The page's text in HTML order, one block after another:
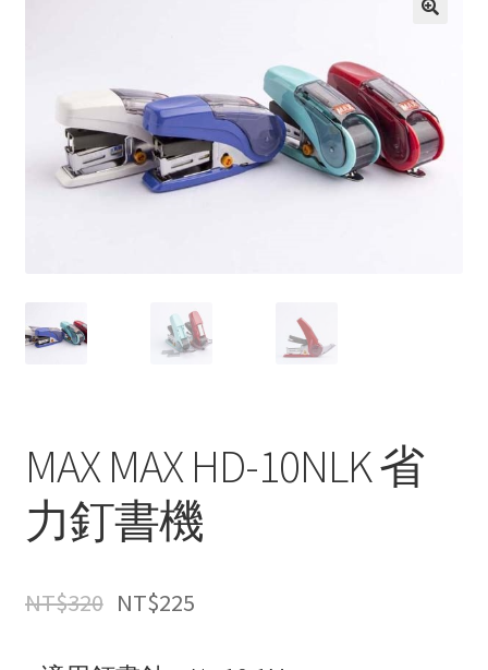
關於我們
防詐騙聲明
MAX MAX HD-10NLK 省
力釘書機
NT$320 NT$225